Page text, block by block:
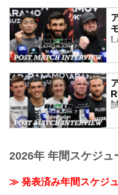
2026年 年間スケジュ
≫ 発表済み年間スケジ